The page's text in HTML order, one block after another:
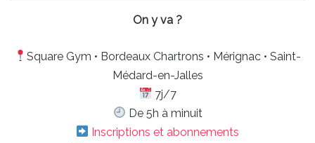
On y va ?
Square Gym • Bordeaux Chartrons • Mérignac • Saint-
Médard-en-Jalles
7j/7
De 5h à minuit
Inscriptions et abonnements